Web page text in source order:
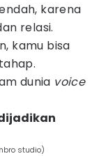
karena
relasi.
kamu bisa
dunia voice
studio)